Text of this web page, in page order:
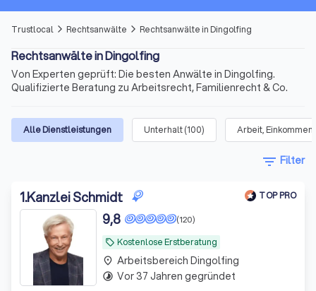
Trustlocal arrow_forward_ios Rechtsanwälte arrow_forward_ios Rechtsanwälte in Dingolfing
Rechtsanwälte in Dingolfing
Von Experten geprüft: Die besten Anwälte in Dingolfing.
Qualifizierte Beratung zu Arbeitsrecht, Familienrecht & Co.
Alle Dienstleistungen Unterhalt(100) Arbeit,
filter_list Filter
1.Kanzlei Schmidt TOP PRO
local_offer Kostenlose Erstberatung
(120)
9,8
place Arbeitsbereich Dingolfing
timelapse Vor 37 Jahren gegründet